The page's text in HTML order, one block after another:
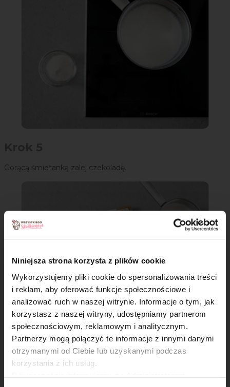
Niniejsza strona korzysta z plików cookie
Wykorzystujemy pliki cookie do spersonalizowania treści
i reklam, aby oferować funkcje społecznościowe i
analizować ruch w naszej witrynie. Informacje o tym, jak
korzystasz z naszej witryny, udostępniamy partnerom
społecznościowym, reklamowym i analitycznym.
Partnerzy mogą połączyć te informacje z innymi danymi
otrzymanymi od Ciebie lub uzyskanymi podczas
korzystania z ich usług.
Gorącą śmietanką zalej czekoladę.
Krok 6
Następnie zblenduj do uzyskania
×